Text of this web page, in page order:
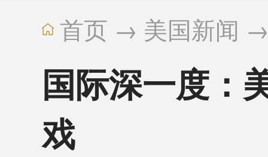
首页 → 美国新闻
国际深一度：
戏